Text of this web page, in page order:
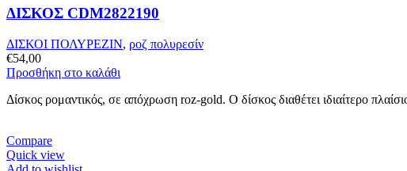
ΔΙΣΚΟΣ CDM2822190
ΔΙΣΚΟΙ ΠΟΛΥΡΕΖΙΝ, ροζ πολυρεσίν
€54,00
Προσθήκη στο καλάθι
Δίσκος ρομαντικός, σε απόχρωση roz-gold. Ο δίσκος διαθέτει ιδιαίτερο
Compare
Quick view